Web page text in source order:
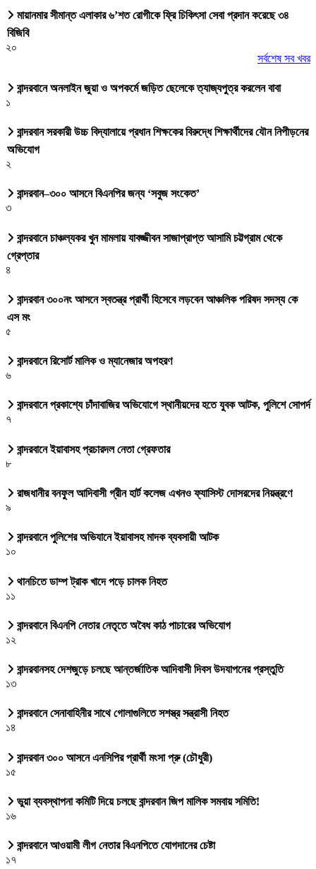
মায়ানমার সীমান্ত এলাকার ৬’শত রোগীকে ফ্রি চিকিৎসা সেবা প্রদান করেছে ৩৪
বিজিবি
২০
সর্বশেষ সব খবর
বান্দরবানে অনলাইন জুয়া ও অপকর্মে জড়িত ছেলেকে ত্যাজ্যপুত্র করলেন বাবা
১
বান্দরবান সরকারী উচ্চ বিদ্যালায়ে প্রধান শিক্ষকের বিরুদ্ধে শিক্ষার্থীদের যৌন নিপীড়নের
অভিযোগ
২
বান্দরবান–৩০০ আসনে বিএনপির জন্য ‘সবুজ সংকেত’
৩
বান্দরবানে চাঞ্চল্যকর খুন মামলায় যাবজ্জীবন সাজাপ্রাপ্ত আসামি চট্টগ্রাম থেকে
গ্রেপ্তার
৪
বান্দরবান ৩০০নং আসনে স্বতন্ত্র প্রার্থী হিসেবে লড়বেন আঞ্চলিক পরিষদ সদস্য কে
এস মং
৫
বান্দরবানে রিসোর্ট মালিক ও ম্যানেজার অপহরণ
৬
বান্দরবানে প্রকাশ্যে চাঁদাবাজির অভিযোগে স্থানীয়দের হতে যুবক আটক, পুলিশে সোপর্দ
৭
বান্দরবানে ইয়াবাসহ প্রচারদল নেতা গ্রেফতার
৮
রাজধানীর বনফুল আদিবাসী গ্রীন হার্ট কলেজ এখনও ফ্যাসিস্ট দোসরদের নিয়ন্ত্রণে
৯
বান্দরবানে পুলিশের অভিযানে ইয়াবাসহ মাদক ব্যবসায়ী আটক
১০
থানচিতে ডাম্প ট্রাক খাদে পড়ে চালক নিহত
১১
বান্দরবানে বিএনপি নেতার নেতৃতে অবৈধ কাঠ পাচারের অভিযোগ
১২
বান্দরবানসহ দেশজুড়ে চলছে আন্তর্জাতিক আদিবাসী দিবস উদযাপনের প্রস্তুতি
১৩
বান্দরবানে সেনাবাহিনীর সাথে গোলাগুলিতে সশস্ত্র সন্ত্রাসী নিহত
১৪
বান্দরবান ৩০০ আসনে এনসিপির প্রার্থী মংসা প্রু (চৌধুরী)
১৫
ভুয়া ব্যবস্থাপনা কমিটি দিয়ে চলছে বান্দরবান জিপ মালিক সমবায় সমিতি!
১৬
বান্দরবানে আওয়ামী লীগ নেতার বিএনপিতে যোগদানের চেষ্টা
১৭